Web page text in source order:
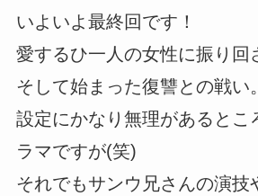
いよいよ最終回です！
愛するひ一人の女性に振り回
そして始まった復讐との戦い。
設定にかなり無理があるとこ
ラマですが(笑)
それでもサンウ兄さんの演技